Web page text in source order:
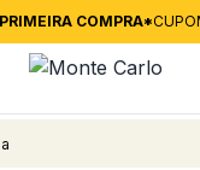
COMPRA*